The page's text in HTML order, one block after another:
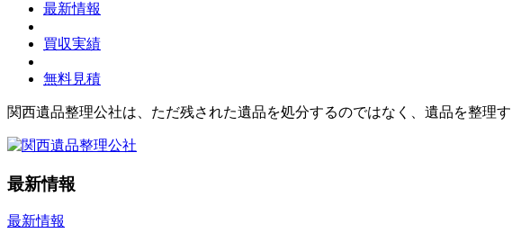
最新情報
買収実績
無料見積
関西遺品整理公社は、ただ残された遺品を処分するのではなく、遺品を整理
最新情報
最新情報